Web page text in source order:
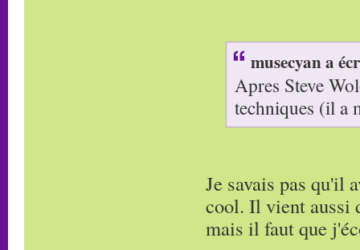
musecyan a
Apres Steve
techniques (il a
Je savais pas qu'il
cool. Il vient aussi
mais il faut que